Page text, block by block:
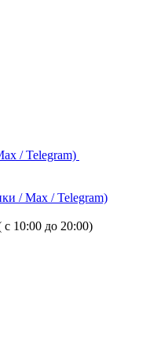
/ Telegram)
/ Max / Telegram)
с 10:00 до 20:00)